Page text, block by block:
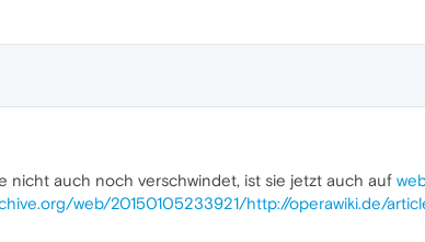
nicht auch noch verschwindet, ist sie jetzt auch auf
web/20150105233921/http://operawiki.de/